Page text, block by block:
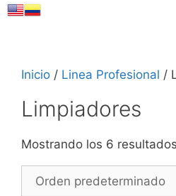
Inicio / Linea Profesional /
Limpiadores
Mostrando los 6 resultados